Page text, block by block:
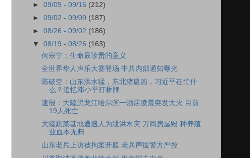
►09/09 - 09/16 (212)
►09/02 - 09/09 (187)
►08/26 - 09/02 (186)
▼08/19 - 08/26 (163)
何宗宁：生命最珍贵的意义
全世界华人声乐大赛登场 中共内部通知曝光
陈破空：山东洪水猛，东北猪瘟凶，习近平在忙什
么？追忆邓小平打桥牌
速报：大陸黑龙江哈尔滨一酒店凌晨突发大火 目前
19人死亡
大陸蔬菜基地遭遇人为泄洪水灾 万间房屋毁 种养殖
业血本无归
山东老兵上访被拘案开庭 老兵声援警方严控